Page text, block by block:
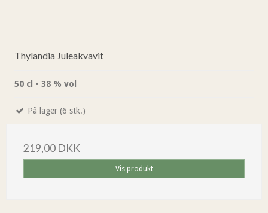
Thylandia Juleakvavit
50 cl • 38 % vol
På lager (6 stk.)
219,00 DKK
Vis produkt